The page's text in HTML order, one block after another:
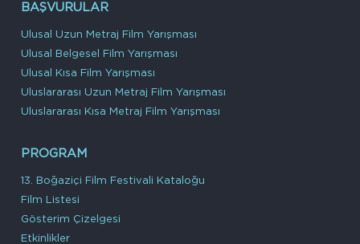
BAŞVURULAR
Ulusal Uzun Metraj Film Yarışması
Ulusal Belgesel Film Yarışması
Ulusal Kısa Film Yarışması
Uluslararası Uzun Metraj Film Yarışması
Uluslararası Kısa Metraj Film Yarışması
PROGRAM
13. Boğaziçi Film Festivali Kataloğu
Film Listesi
Gösterim Çizelgesi
Etkinlikler